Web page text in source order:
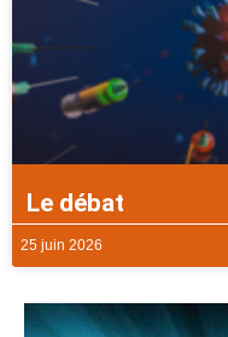
Le débat
25 juin 2026